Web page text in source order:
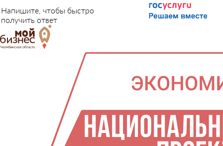
Напишите, чтобы быстро
получить ответ